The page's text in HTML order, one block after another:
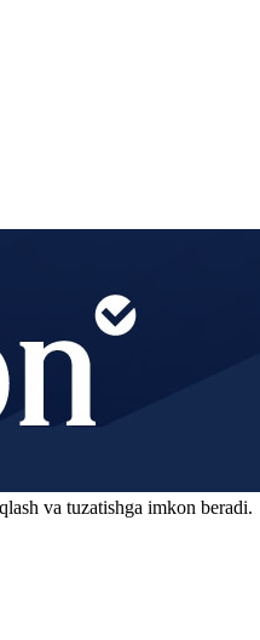
va tuzatishga imkon beradi.